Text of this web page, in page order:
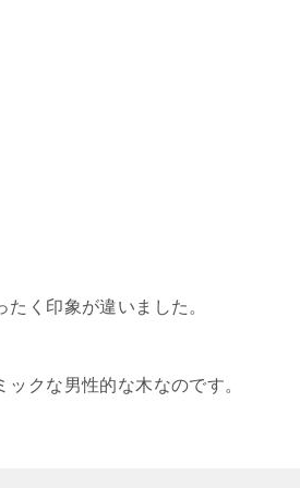
く印象が違いました。
クな男性的な木なのです。